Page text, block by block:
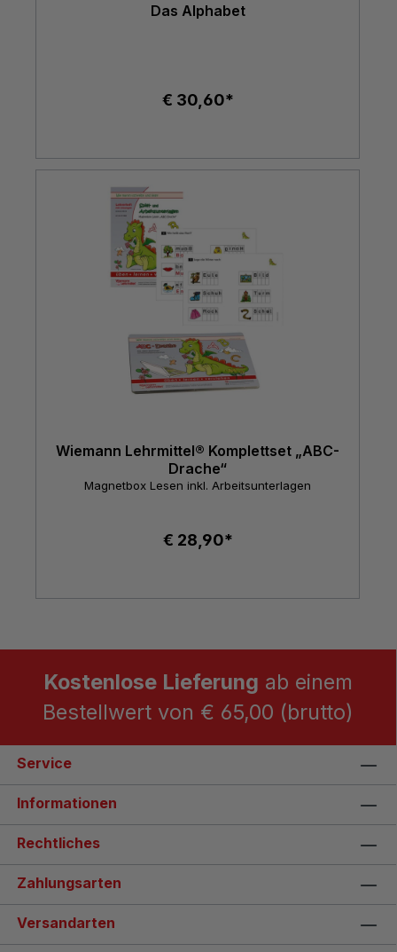
Das Alphabet
€ 30,60*
Wiemann Lehrmittel® Komplettset „ABC-
Drache“
Magnetbox Lesen inkl. Arbeitsunterlagen
€ 28,90*
Kostenlose Lieferung ab einem
Bestellwert von € 65,00 (brutto)
Service
Informationen
Rechtliches
Zahlungsarten
Versandarten